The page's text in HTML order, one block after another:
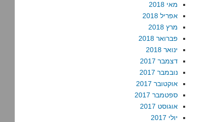
מאי 2018
אפריל 2018
מרץ 2018
פברואר 2018
ינואר 2018
דצמבר 2017
נובמבר 2017
אוקטובר 2017
ספטמבר 2017
אוגוסט 2017
יולי 2017